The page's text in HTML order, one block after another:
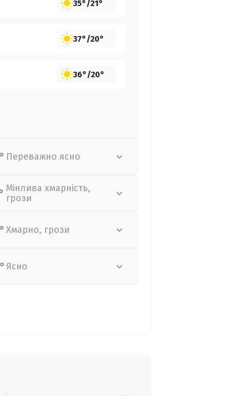
35°/21°
37°/20°
36°/20°
Переважно ясно
Мінлива хмарність,
грози
Хмарно, грози
Ясно